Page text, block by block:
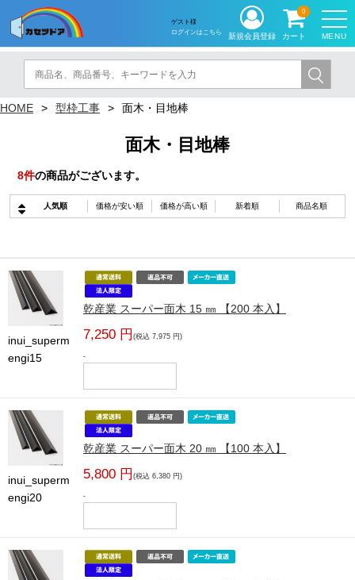
MENU
ゲスト様
ログインはこちら
新規会員登録 カート
0
HOME 型枠工事 面木・目地棒
面木・目地棒
8件の商品がございます。
人気順 価格が安い順 価格が高い順 新着順 商品名順
inui_superm
engi15
乾産業 スーパー面木 15 ㎜ 【200 本入】
7,250 円 (税込 7,975 円)
-
inui_superm
engi20
乾産業 スーパー面木 20 ㎜ 【100 本入】
5,800 円 (税込 6,380 円)
-